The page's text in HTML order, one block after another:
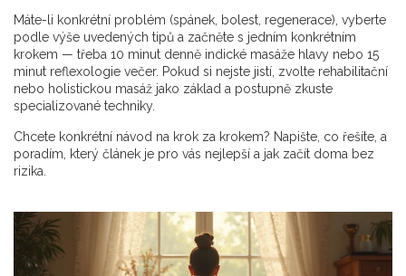
Máte-li konkrétní problém (spánek, bolest, regenerace), vyberte
podle výše uvedených tipů a začněte s jedním konkrétním
krokem — třeba 10 minut denně indické masáže hlavy nebo 15
minut reflexologie večer. Pokud si nejste jistí, zvolte rehabilitační
nebo holistickou masáž jako základ a postupně zkuste
specializované techniky.
Chcete konkrétní návod na krok za krokem? Napište, co řešíte, a
poradím, který článek je pro vás nejlepší a jak začít doma bez
rizika.